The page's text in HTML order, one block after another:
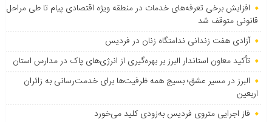
افزایش برخی تعرفه‌های خدمات در منطقه ویژه اقتصادی پیام تا طی مراحل
قانونی متوقف شد
آزادی هفت زندانی ندامتگاه زنان در فردیس
تأکید معاون استاندار البرز بر بهره‌گیری از انرژی‌های پاک در مدارس استان
البرز در مسیر عشق؛ بسیج همه ظرفیت‌ها برای خدمت‌رسانی به زائران
اربعین
فاز اجرایی متروی فردیس به‌زودی کلید می‌خورد